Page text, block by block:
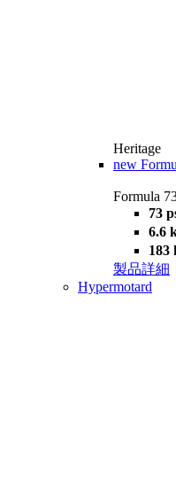
Heritage
new
Formula
73
6.6
183
製品詳細
Hypermotard